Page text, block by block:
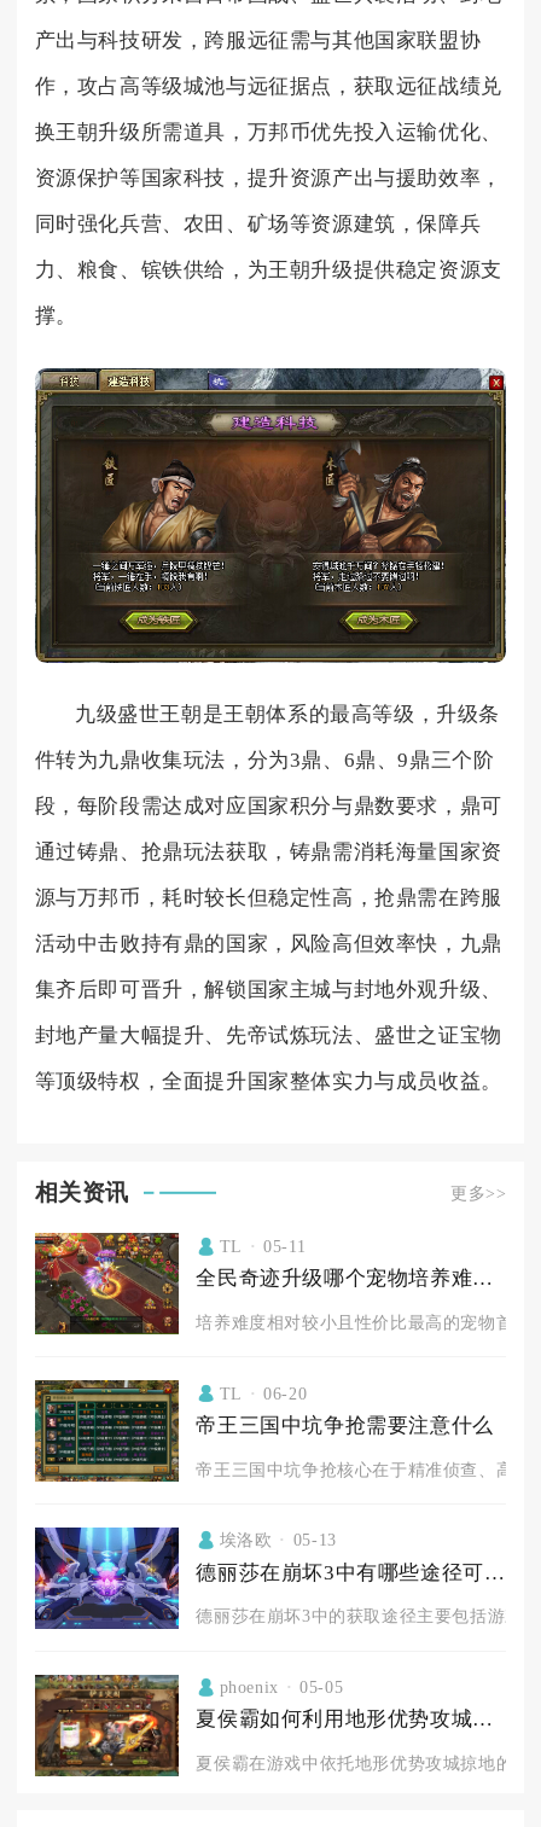
产出与科技研发，跨服远征需与其他国家联盟协
作，攻占高等级城池与远征据点，获取远征战绩兑
换王朝升级所需道具，万邦币优先投入运输优化、
资源保护等国家科技，提升资源产出与援助效率，
同时强化兵营、农田、矿场等资源建筑，保障兵
力、粮食、镔铁供给，为王朝升级提供稳定资源支
撑。
九级盛世王朝是王朝体系的最高等级，升级条
件转为九鼎收集玩法，分为3鼎、6鼎、9鼎三个阶
段，每阶段需达成对应国家积分与鼎数要求，鼎可
通过铸鼎、抢鼎玩法获取，铸鼎需消耗海量国家资
源与万邦币，耗时较长但稳定性高，抢鼎需在跨服
活动中击败持有鼎的国家，风险高但效率快，九鼎
集齐后即可晋升，解锁国家主城与封地外观升级、
封地产量大幅提升、先帝试炼玩法、盛世之证宝物
等顶级特权，全面提升国家整体实力与成员收益。
相关资讯 更多>>
TL 05-11
全民奇迹升级哪个宠物培养难度小
培养难度相对较小且性价比最高的宠物首推
TL 06-20
帝王三国中坑争抢需要注意什么
帝王三国中坑争抢核心在于精准侦查、高速
埃洛欧 05-13
德丽莎在崩坏3中有哪些途径可以获得
德丽莎在崩坏3中的获取途径主要包括游戏
phoenix 05-05
夏侯霸如何利用地形优势攻城掠地
夏侯霸在游戏中依托地形优势攻城掠地的核